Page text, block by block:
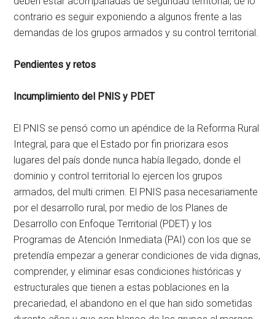
contrario es seguir exponiendo a algunos frente a las
demandas de los grupos armados y su control territorial.
Pendientes y retos
Incumplimiento del PNIS y PDET
El PNIS se pensó como un apéndice de la Reforma Rural
Integral, para que el Estado por fin priorizara esos
lugares del país donde nunca había llegado, donde el
dominio y control territorial lo ejercen los grupos
armados, del multi crimen. El PNIS pasa necesariamente
por el desarrollo rural, por medio de los Planes de
Desarrollo con Enfoque Territorial (PDET) y los
Programas de Atención Inmediata (PAI) con los que se
pretendía empezar a generar condiciones de vida dignas,
comprender, y eliminar esas condiciones históricas y
estructurales que tienen a estas poblaciones en la
precariedad, el abandono en el que han sido sometidas